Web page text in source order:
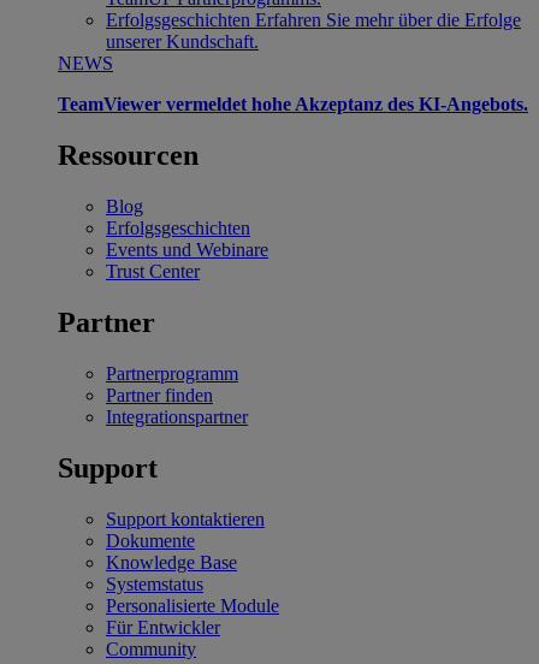
Erfolgsgeschichten Erfahren Sie mehr über die Erfolge
unserer Kundschaft.
NEWS
TeamViewer vermeldet hohe Akzeptanz des KI-Angebots.
Ressourcen
Blog
Erfolgsgeschichten
Events und Webinare
Trust Center
Partner
Partnerprogramm
Partner finden
Integrationspartner
Support
Support kontaktieren
Dokumente
Knowledge Base
Systemstatus
Personalisierte Module
Für Entwickler
Community